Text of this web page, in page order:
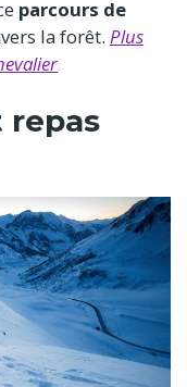
parcours de
la forêt. Plus
repas